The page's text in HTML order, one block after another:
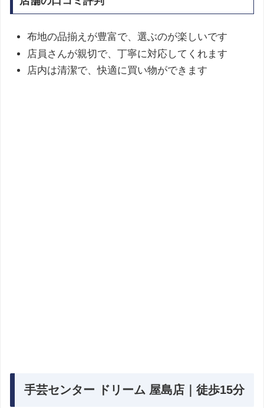
布地の品揃えが豊富で、選ぶのが楽しいです
店員さんが親切で、丁寧に対応してくれます
店内は清潔で、快適に買い物ができます
手芸センター ドリーム 屋島店｜徒歩15分